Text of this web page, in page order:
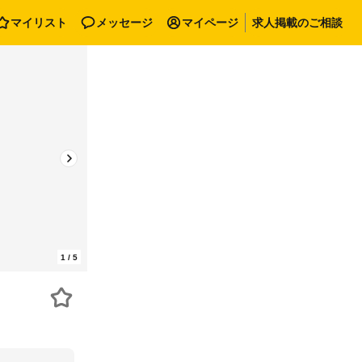
マイリスト メッセージ マイページ 求人掲載のご相談
1 / 5